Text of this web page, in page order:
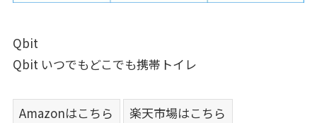
Qbit
Qbit いつでもどこでも携帯トイレ
Amazonはこちら 楽天市場はこちら